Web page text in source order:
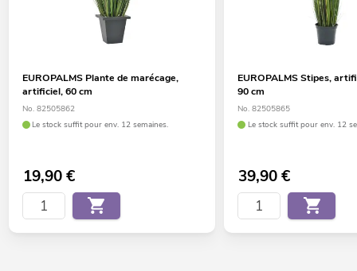
EUROPALMS Plante de marécage,
artificiel, 60 cm
No. 82505862
Le stock suffit pour env. 12 semaines.
19,90€
EUROPALMS Stipes,
90 cm
No. 82505865
Le stock suffit pour env. 12
39,90€